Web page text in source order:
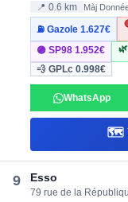
📍 0.6 km Màj
⛽ Gazole1.627€
🟣 SP981.952€
💨 GPLc0.998€
WhatsApp
🗺️
9 Esso
79 rue de la